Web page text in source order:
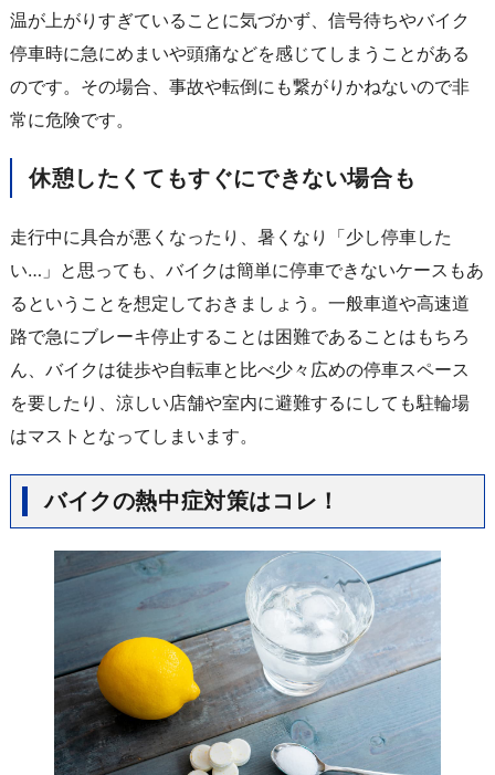
温が上がりすぎていることに気づかず、信号待ちやバイク
停車時に急にめまいや頭痛などを感じてしまうことがある
のです。その場合、事故や転倒にも繋がりかねないので非
常に危険です。
休憩したくてもすぐにできない場合も
走行中に具合が悪くなったり、暑くなり「少し停車した
い…」と思っても、バイクは簡単に停車できないケースもあ
るということを想定しておきましょう。一般車道や高速道
路で急にブレーキ停止することは困難であることはもちろ
ん、バイクは徒歩や自転車と比べ少々広めの停車スペース
を要したり、涼しい店舗や室内に避難するにしても駐輪場
はマストとなってしまいます。
バイクの熱中症対策はコレ！